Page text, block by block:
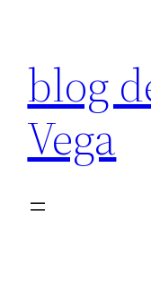
contenido
blog
Vega